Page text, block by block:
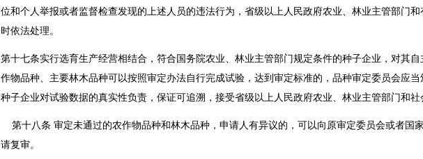
位和个人举报或者监督检查发现的上述人员的违法行为，省级以上人民政府农业、林业主管部门和
时依法处理。
第十七条实行选育生产经营相结合，符合国务院农业、林业主管部门规定条件的种子企业，对其自
作物品种、主要林木品种可以按照审定办法自行完成试验，达到审定标准的，品种审定委员会应当
种子企业对试验数据的真实性负责，保证可追溯，接受省级以上人民政府农业、林业主管部门和社
第十八条 审定未通过的农作物品种和林木品种，申请人有异议的，可以向原审定委员会或者国
请复审。